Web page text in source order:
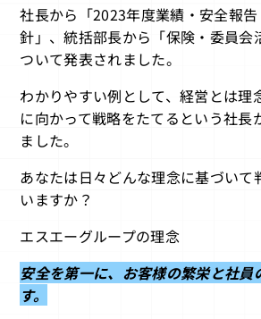
社長から「2023年度業績・安全報
針」、統括部長から「保険・委員会
ついて発表されました。
わかりやすい例として、経営とは理
に向かって戦略をたてるという社長
ました。
あなたは日々どんな理念に基づいて
いますか？
エスエーグループの理念
安全を第一に、お客様の繁栄と社員
す。